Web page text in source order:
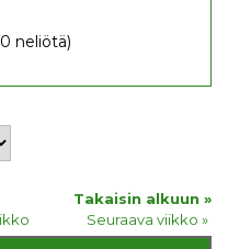
neliötä)
Takaisin alkuun »
Seuraava viikko »